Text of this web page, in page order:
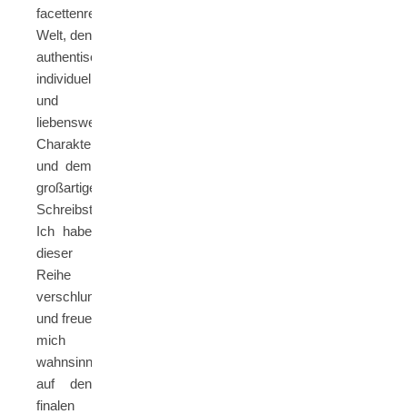
facettenreichen
Welt, den
authentischen,
individuellen
und
liebenswerten
Charakteren
und dem
großartigen
Schreibstil.
Ich habe
dieser
Reihe
verschlunge
und freue
mich
wahnsinnig
auf den
finalen